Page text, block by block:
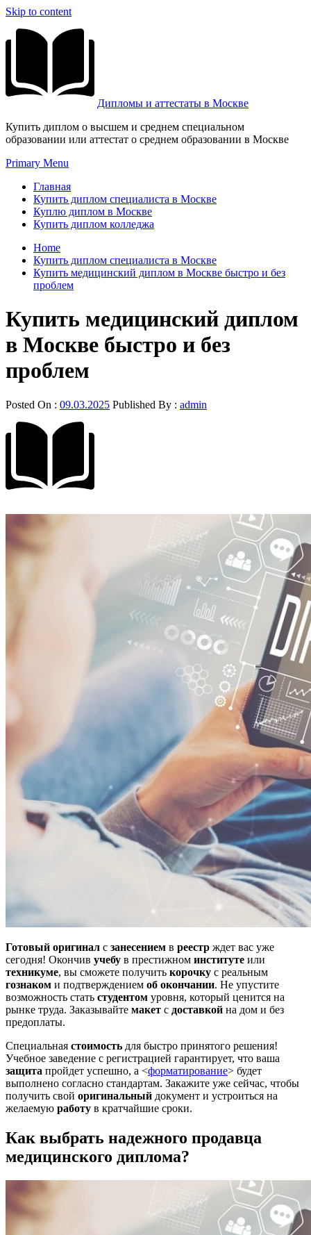
Skip to content
Дипломы и аттестаты в Москве
Купить диплом о высшем и среднем специальном
образовании или аттестат о среднем образовании в Москве
Primary Menu
Главная
Купить диплом специалиста в Москве
Куплю диплом в Москве
Купить диплом колледжа
Home
Купить диплом специалиста в Москве
Купить медицинский диплом в Москве быстро и без
проблем
Купить медицинский диплом
в Москве быстро и без
проблем
Posted On : 09.03.2025 Published By : admin
Готовый оригинал с занесением в реестр ждет вас уже
сегодня! Окончив учебу в престижном институте или
техникуме, вы сможете получить корочку с реальным
гознаком и подтверждением об окончании. Не упустите
возможность стать студентом уровня, который ценится на
рынке труда. Заказывайте макет с доставкой на дом и без
предоплаты.
Специальная стоимость для быстро принятого решения!
Учебное заведение с регистрацией гарантирует, что ваша
защита пройдет успешно, а <форматирование> будет
выполнено согласно стандартам. Закажите уже сейчас, чтобы
получить свой оригинальный документ и устроиться на
желаемую работу в кратчайшие сроки.
Как выбрать надежного продавца
медицинского диплома?